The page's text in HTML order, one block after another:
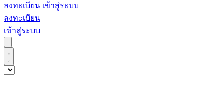
ลงทะเบียน เข้าสู่ระบบ
ลงทะเบียน
เข้าสู่ระบบ